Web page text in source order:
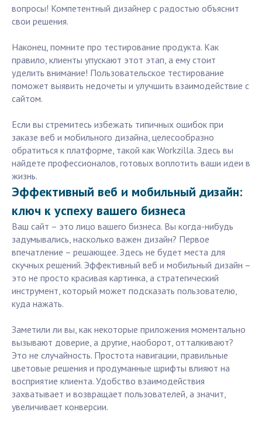
вопросы! Компетентный дизайнер с радостью объяснит
свои решения.
Наконец, помните про тестирование продукта. Как
правило, клиенты упускают этот этап, а ему стоит
уделить внимание! Пользовательское тестирование
поможет выявить недочеты и улучшить взаимодействие с
сайтом.
Если вы стремитесь избежать типичных ошибок при
заказе веб и мобильного дизайна, целесообразно
обратиться к платформе, такой как Workzilla. Здесь вы
найдете профессионалов, готовых воплотить ваши идеи в
жизнь.
Эффективный веб и мобильный дизайн:
ключ к успеху вашего бизнеса
Ваш сайт – это лицо вашего бизнеса. Вы когда-нибудь
задумывались, насколько важен дизайн? Первое
впечатление – решающее. Здесь не будет места для
скучных решений. Эффективный веб и мобильный дизайн –
это не просто красивая картинка, а стратегический
инструмент, который может подсказать пользователю,
куда нажать.
Заметили ли вы, как некоторые приложения моментально
вызывают доверие, а другие, наоборот, отталкивают?
Это не случайность. Простота навигации, правильные
цветовые решения и продуманные шрифты влияют на
восприятие клиента. Удобство взаимодействия
захватывает и возвращает пользователей, а значит,
увеличивает конверсии.